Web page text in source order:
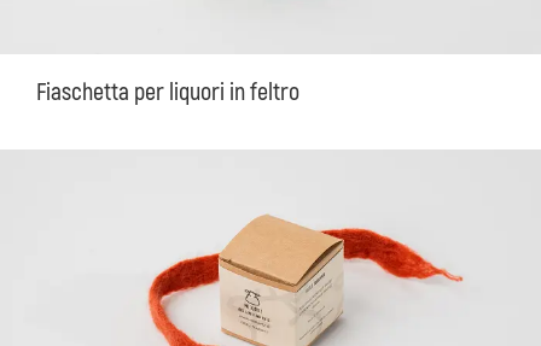
Fiaschetta per liquori in feltro